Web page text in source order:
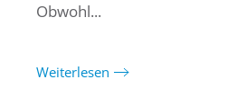
Obwohl...
Weiterlesen